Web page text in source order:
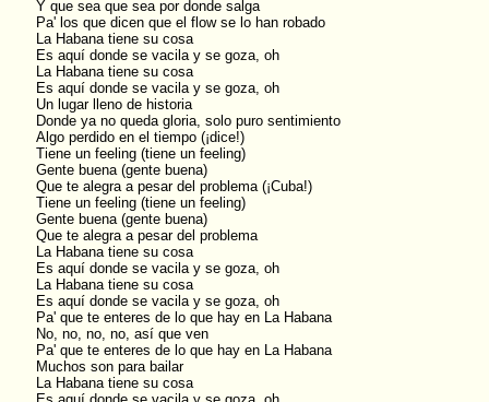
Y que sea que sea por donde salga
Pa' los que dicen que el flow se lo han robado
La Habana tiene su cosa
Es aquí donde se vacila y se goza, oh
La Habana tiene su cosa
Es aquí donde se vacila y se goza, oh
Un lugar lleno de historia
Donde ya no queda gloria, solo puro sentimiento
Algo perdido en el tiempo (¡dice!)
Tiene un feeling (tiene un feeling)
Gente buena (gente buena)
Que te alegra a pesar del problema (¡Cuba!)
Tiene un feeling (tiene un feeling)
Gente buena (gente buena)
Que te alegra a pesar del problema
La Habana tiene su cosa
Es aquí donde se vacila y se goza, oh
La Habana tiene su cosa
Es aquí donde se vacila y se goza, oh
Pa' que te enteres de lo que hay en La Habana
No, no, no, no, así que ven
Pa' que te enteres de lo que hay en La Habana
Muchos son para bailar
La Habana tiene su cosa